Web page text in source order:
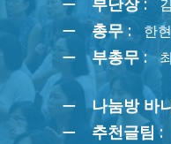
총무 : 한
부총무 :
나눔방 바
추천글팀 :